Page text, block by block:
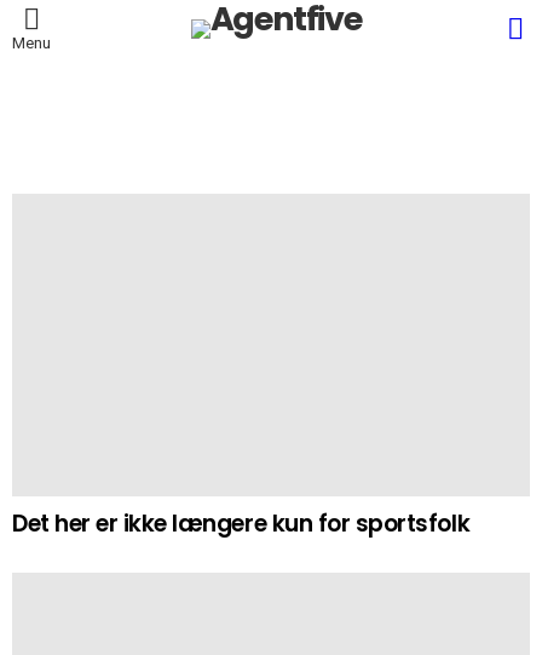
Menu
Det her er ikke længere kun for sportsfolk